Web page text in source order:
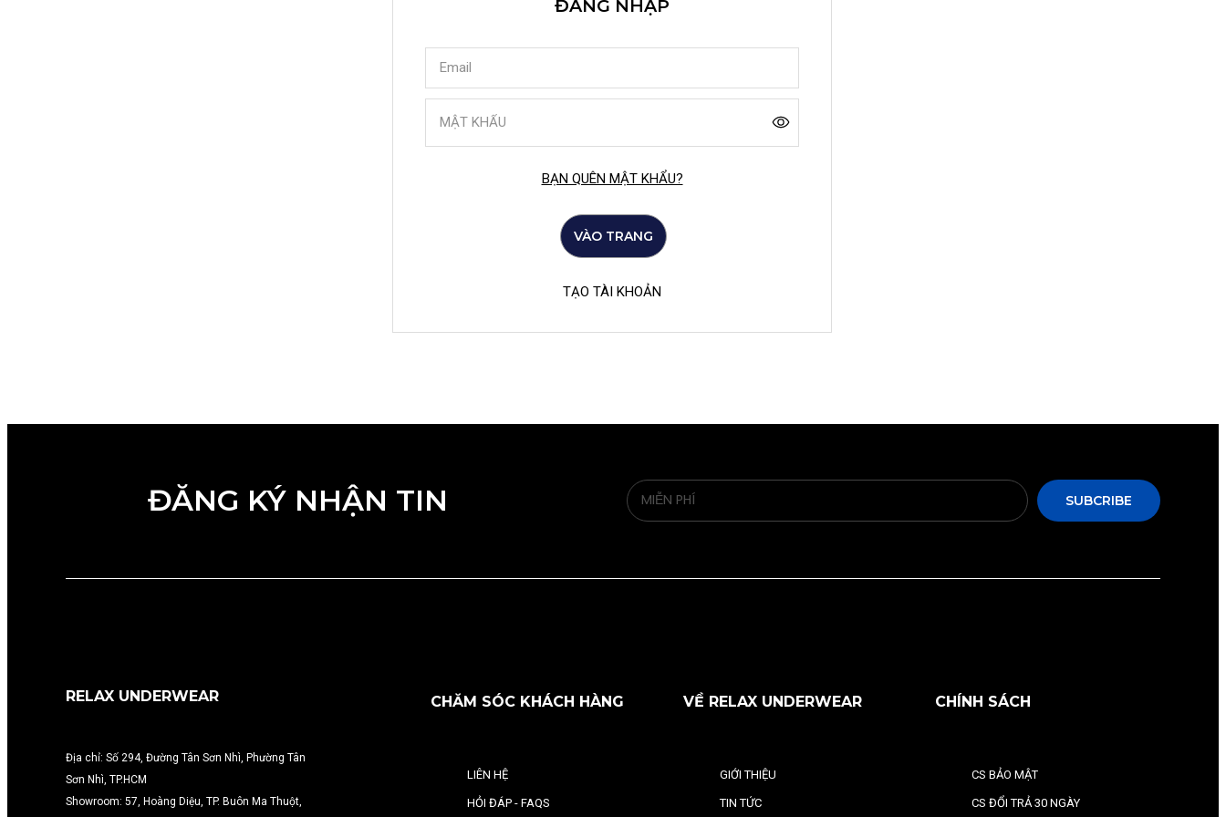
ĐĂNG NHẬP
BẠN QUÊN MẬT KHẨU?
VÀO TRANG
TẠO TÀI KHOẢN
ĐĂNG KÝ NHẬN TIN SUBCRIBE
CHĂM SÓC KHÁCH HÀNG
LIÊN HỆ
HỎI ĐÁP - FAQS
VỀ RELAX UNDERWEAR
GIỚI THIỆU
TIN TỨC
CHÍNH SÁCH
CS BẢO MẬT
CS ĐỔI TRẢ 30 NGÀY
RELAX UNDERWEAR
Địa chỉ: Số 294, Đường Tân Sơn Nhì, Phường Tân
Sơn Nhì, TP.HCM
Showroom: 57, Hoàng Diệu, TP. Buôn Ma Thuột,